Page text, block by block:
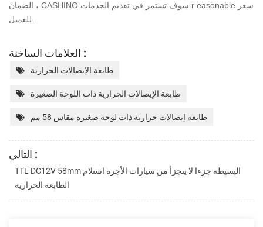
الضمان ، CASHINO سوف تستمر في تقديم الخدمات r easonable سعر
العلامات الساخنة :
طابعة الإيصالات الحرارية
طابعة الإيصالات الحرارية ذات اللوحة الصغيرة
طابعة إيصالات حرارية ذات لوحة صغيرة مقاس 58 مم
التالي :
TTL DC12V 58mm البسيطة جزءا لا يتجزأ من سيارات الأجرة استلام
الطابعة الحرارية